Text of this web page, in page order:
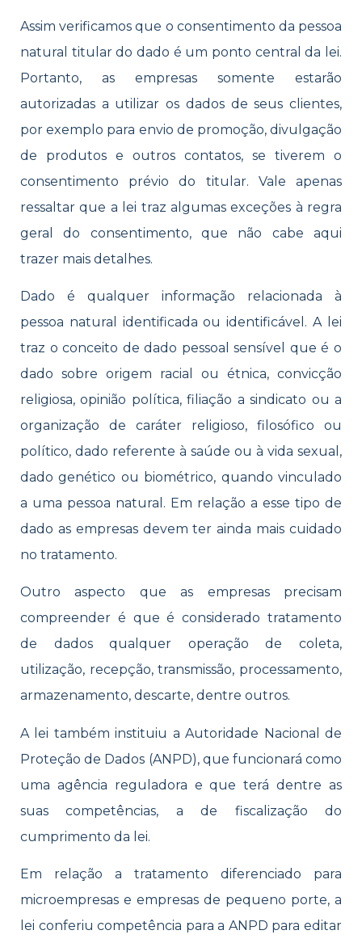
Assim verificamos que o consentimento da pessoa
natural titular do dado é um ponto central da lei.
Portanto, as empresas somente estarão
autorizadas a utilizar os dados de seus clientes,
por exemplo para envio de promoção, divulgação
de produtos e outros contatos, se tiverem o
consentimento prévio do titular. Vale apenas
ressaltar que a lei traz algumas exceções à regra
geral do consentimento, que não cabe aqui
trazer mais detalhes.
Dado é qualquer informação relacionada à
pessoa natural identificada ou identificável. A lei
traz o conceito de dado pessoal sensível que é o
dado sobre origem racial ou étnica, convicção
religiosa, opinião política, filiação a sindicato ou a
organização de caráter religioso, filosófico ou
político, dado referente à saúde ou à vida sexual,
dado genético ou biométrico, quando vinculado
a uma pessoa natural. Em relação a esse tipo de
dado as empresas devem ter ainda mais cuidado
no tratamento.
Outro aspecto que as empresas precisam
compreender é que é considerado tratamento
de dados qualquer operação de coleta,
utilização, recepção, transmissão, processamento,
armazenamento, descarte, dentre outros.
A lei também instituiu a Autoridade Nacional de
Proteção de Dados (ANPD), que funcionará como
uma agência reguladora e que terá dentre as
suas competências, a de fiscalização do
cumprimento da lei.
Em relação a tratamento diferenciado para
microempresas e empresas de pequeno porte, a
lei conferiu competência para a ANPD para editar